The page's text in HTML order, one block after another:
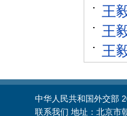
王
王
王
中华人民共和国外交部
联系我们 地址：北京市